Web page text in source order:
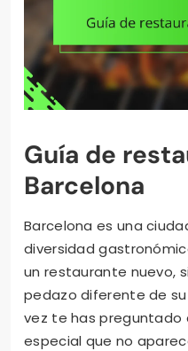
Guía de
Barcelona
Barcelona es una
diversidad
un restaurante nuevo,
pedazo diferente de su
vez te has preguntado
especial que no